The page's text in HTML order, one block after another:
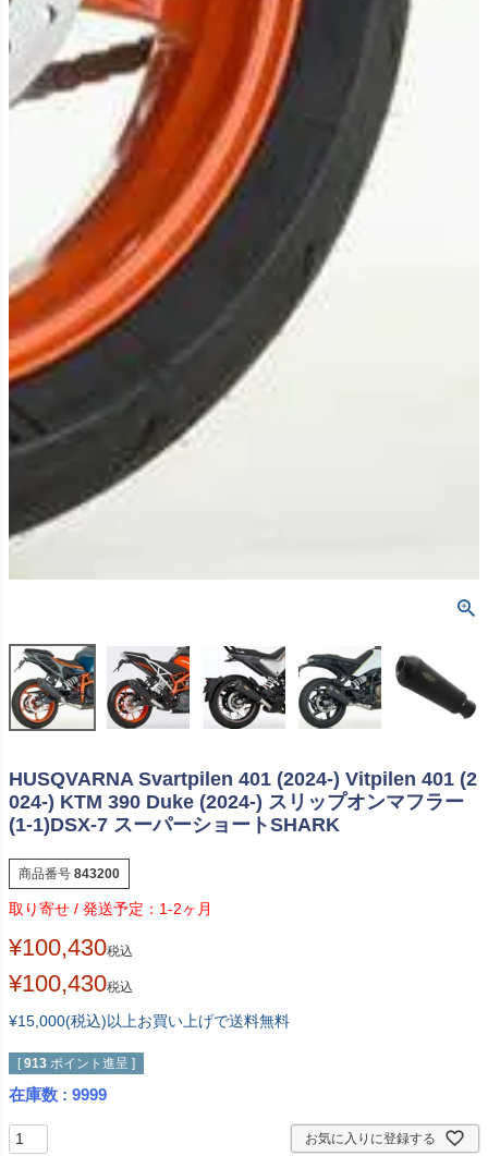
HUSQVARNA Svartpilen 401 (2024-) Vitpilen 401 (2
024-) KTM 390 Duke (2024-) スリップオンマフラー
(1-1)DSX-7 スーパーショートSHARK
商品番号 843200
1-2ヶ月
¥100,430税込
¥100,430税込
¥15,000(税込)以上お買い上げで送料無料
[ 913 ポイント進呈 ]
在庫数 9999
お気に入りに登録する